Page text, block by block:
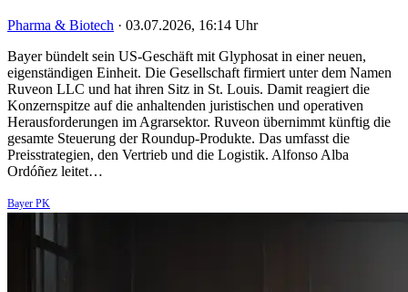
Pharma & Biotech · 03.07.2026, 16:14 Uhr
Bayer bündelt sein US-Geschäft mit Glyphosat in einer neuen,
eigenständigen Einheit. Die Gesellschaft firmiert unter dem Namen
Ruveon LLC und hat ihren Sitz in St. Louis. Damit reagiert die
Konzernspitze auf die anhaltenden juristischen und operativen
Herausforderungen im Agrarsektor. Ruveon übernimmt künftig die
gesamte Steuerung der Roundup-Produkte. Das umfasst die
Preisstrategien, den Vertrieb und die Logistik. Alfonso Alba
Ordóñez leitet…
Bayer PK